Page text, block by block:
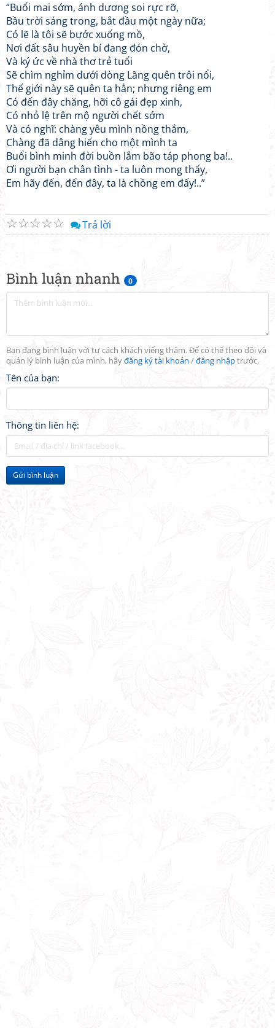
Bình luận nhanh 0
Bạn đang bình luận với tư cách khách viếng thăm. Để có thể theo dõi và
quản lý bình luận của mình, hãyđăng ký tài khoản /đăng nhậptrước.
Tên của bạn:
Thông tin liên hệ:
Gửi bình luận
“Buổi mai sớm, ánh dương soi rực rỡ,
Bầu trời sáng trong, bắt đầu một ngày nữa;
Có lẽ là tôi sẽ bước xuống mồ,
Nơi đất sâu huyền bí đang đón chờ,
Và ký ức về nhà thơ trẻ tuổi
Sẽ chìm nghỉm dưới dòng Lãng quên trôi nổi,
Thế giới này sẽ quên ta hẳn; nhưng riêng em
Có đến đây chăng, hỡi cô gái đẹp xinh,
Có nhỏ lệ trên mộ người chết sớm
Và có nghĩ: chàng yêu mình nồng thắm,
Chàng đã dâng hiến cho một mình ta
Buổi bình minh đời buồn lắm bão táp phong ba!..
Ơi người bạn chân tình - ta luôn mong thấy,
Em hãy đến, đến đây, ta là chồng em đấy!..”
☆
☆
☆
☆
☆ Trả lời